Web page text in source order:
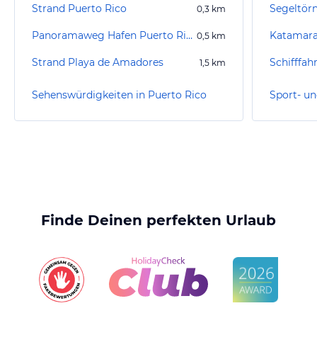
Strand Puerto Rico 0,3 km
Panoramaweg Hafen Puerto Rico - Strand Amadores 0,5 km
Strand Playa de Amadores 1,5 km
Sehenswürdigkeiten in Puerto Rico
Finde Deinen perfekten Urlaub